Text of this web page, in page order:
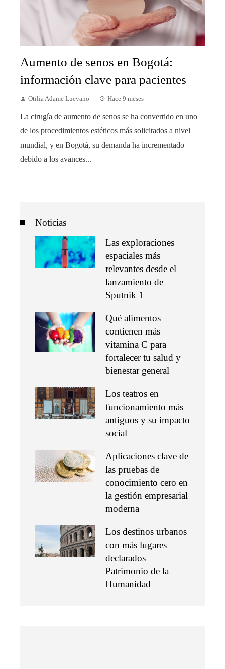
Aumento de senos en Bogotá:
información clave para pacientes
Otilia Adame Luevano Hace 9 meses
La cirugía de aumento de senos se ha convertido en uno
de los procedimientos estéticos más solicitados a nivel
mundial, y en Bogotá, su demanda ha incrementado
debido a los avances...
Noticias
Las exploraciones
espaciales más
relevantes desde el
lanzamiento de
Sputnik 1
Qué alimentos
contienen más
vitamina C para
fortalecer tu salud y
bienestar general
Los teatros en
funcionamiento más
antiguos y su impacto
social
Aplicaciones clave de
las pruebas de
conocimiento cero en
la gestión empresarial
moderna
Los destinos urbanos
con más lugares
declarados
Patrimonio de la
Humanidad